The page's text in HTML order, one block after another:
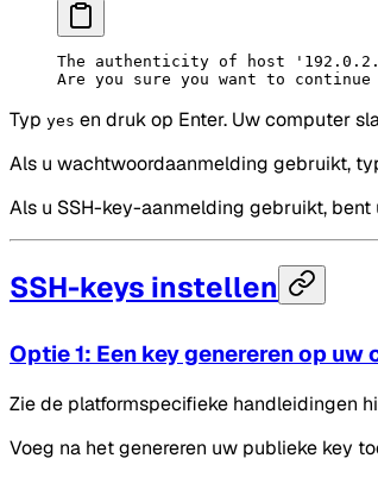
The authenticity of host
Are you sure you want to
Typ yes en druk op Enter. Uw computer
Als u wachtwoordaanmelding gebruikt,
Als u SSH-key-aanmelding gebruikt,
SSH-keys instellen
Optie 1: Een key genereren op uw
Zie de platformspecifieke handleidingen
Voeg na het genereren uw publieke key